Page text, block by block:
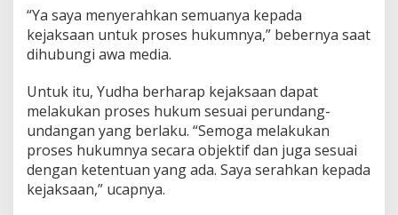
e
a
k
a
a
n
O
b
j
e
“Ya saya menyerahkan semuanya kepada
kejaksaan untuk proses hukumnya,” bebernya saat
dihubungi awa media.
Untuk itu, Yudha berharap kejaksaan dapat
melakukan proses hukum sesuai perundang-
undangan yang berlaku. “Semoga melakukan
proses hukumnya secara objektif dan juga sesuai
dengan ketentuan yang ada. Saya serahkan kepada
kejaksaan,” ucapnya.